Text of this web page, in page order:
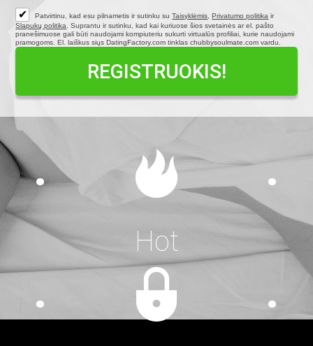
✔ Patvirtinu, kad esu pilnametis ir sutinku suTaisyklėmis ,Privatumo politika ir
Slapukų politika
. Suprantu ir sutinku, kad kai kuriuose šios svetainės ar el. pašto
pranešimuose gali būti naudojami kompiuteriu sukurti virtualūs profiliai, kurie naudojami
pramogoms. El. laiškus siųs DatingFactory.com tinklas chubbysoulmate.com vardu.
Hot